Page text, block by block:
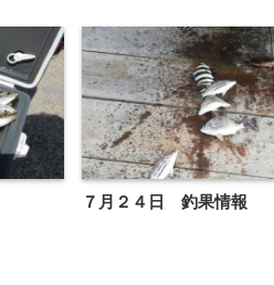
７月２４日 釣果情報